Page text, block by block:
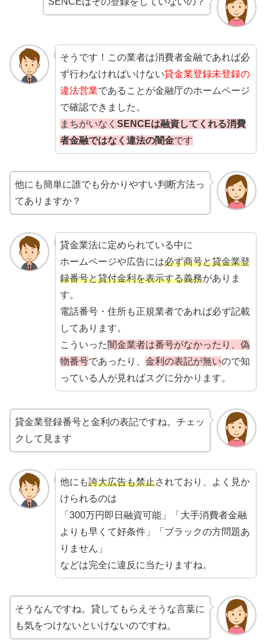
そうです！この業者は消費者金融であれば必
ず行わなければいけない貸金業登録未登録の
違法営業であることが金融庁のホームページ
で確認できました。
まちがいなく SENCEは融資してくれる消費
者金融ではなく違法の闇金です
他にも簡単に誰でも分かりやすい判断方法っ
てありますか？
貸金業法に定められている中に
ホームページや広告には必ず商号と貸金業登
録番号と貸付金利を表示する義務がありま
す。
電話番号・住所も正規業者であれば必ず記載
してあります。
こういった闇金業者は番号がなかったり、偽
物番号であったり、 金利の表記が無いので知
っている人が見ればスグに分かります。
貸金業登録番号と金利の表記ですね。チェッ
クして見ます
他にも誇大広告も禁止されており、よく見か
けられるのは
「300万円即日融資可能」「大手消費者金融
よりも早くて好条件」「ブラックの方問題あ
りません」
などは完全に違反に当たりますね。
そうなんですね。貸してもらえそうな言葉に
も気をつけないといけないのですね。